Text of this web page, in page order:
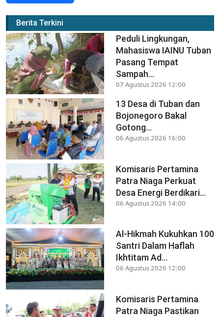
Berita Terkini
Peduli Lingkungan,
Mahasiswa IAINU Tuban
Pasang Tempat
Sampah...
07 Agustus 2026 12:00
13 Desa di Tuban dan
Bojonegoro Bakal
Gotong...
06 Agustus 2026 16:00
Komisaris Pertamina
Patra Niaga Perkuat
Desa Energi Berdikari...
06 Agustus 2026 14:00
Al-Hikmah Kukuhkan 100
Santri Dalam Haflah
Ikhtitam Ad...
06 Agustus 2026 12:00
Komisaris Pertamina
Patra Niaga Pastikan